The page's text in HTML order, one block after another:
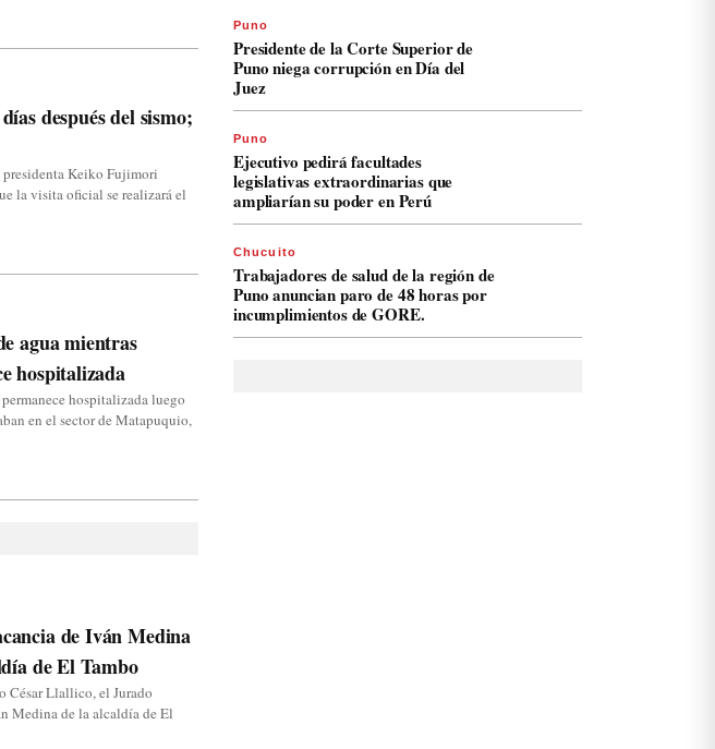
después del sismo;
presidenta Keiko Fujimori
la visita oficial se realizará el
agua mientras
hospitalizada
hospitalizada luego
en el sector de Matapuquio,
de Iván Medina
de El Tambo
César Llallico, el Jurado
Medina de la alcaldía de El
Puno
Presidente de la Corte Superior de
Puno niega corrupción en Día del
Juez
Puno
Ejecutivo pedirá facultades
legislativas extraordinarias que
ampliarían su poder en Perú
Chucuito
Trabajadores de salud de la región de
Puno anuncian paro de 48 horas por
incumplimientos de GORE.